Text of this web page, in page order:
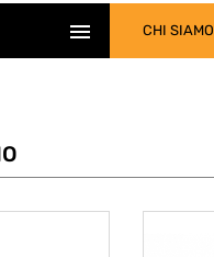
 CHI SIAMO